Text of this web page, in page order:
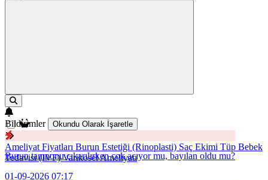
Bildirimler Okundu Olarak İşaretle
Burun tamponu çıkarılırken çok acıyor mu, bayılan oldu mu?
01-09-2026 07:17
Ameliyat Fiyatları Burun Estetiği (Rinoplasti) Saç Ekimi Tüp Bebek
Tedavisi (IVF)Varikosel Ameliyatı